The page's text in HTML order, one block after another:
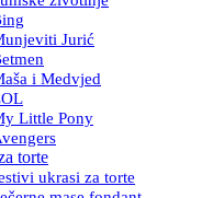
Jurić
i Medvjed
Little Pony
torte
ukrasi za torte